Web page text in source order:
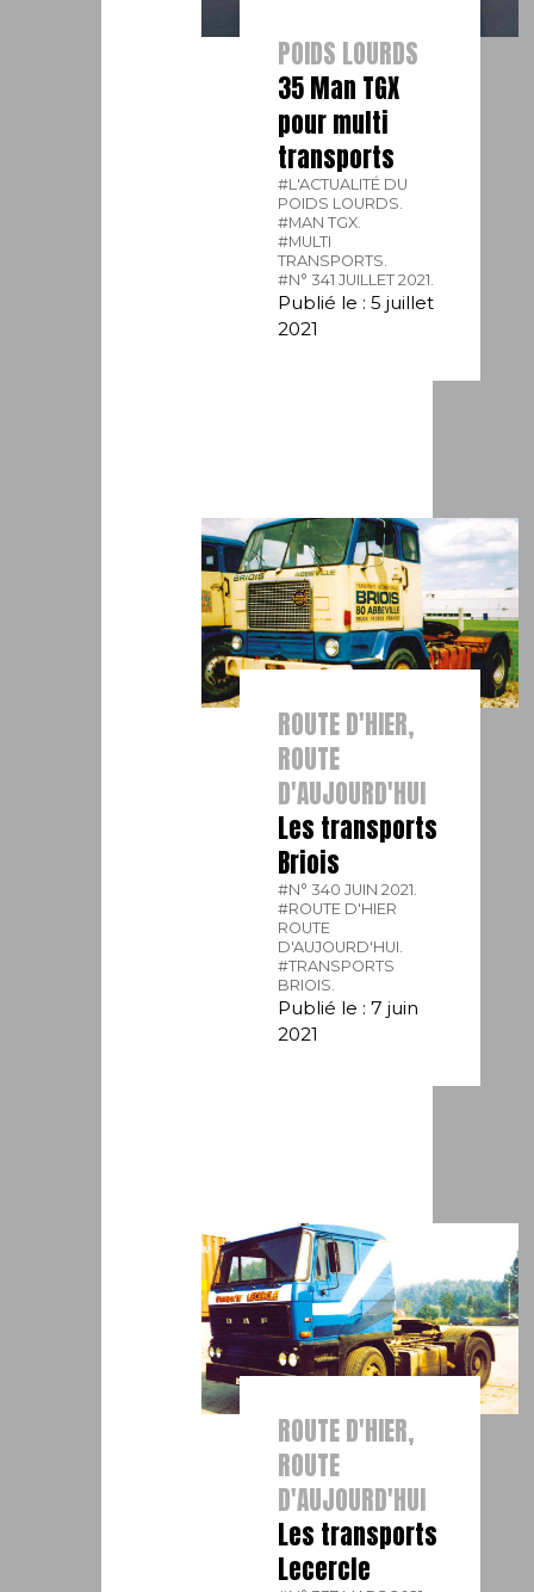
POIDS LOURDS
35 Man TGX
pour multi
transports
#L'ACTUALITÉ DU
POIDS LOURDS.
#MAN TGX.
#MULTI
TRANSPORTS.
#N° 341 JUILLET 2021.
Publié le : 5 juillet
2021
ROUTE D'HIER,
ROUTE
D'AUJOURD'HUI
Les transports
Briois
#N° 340 JUIN 2021.
#ROUTE D'HIER
ROUTE
D'AUJOURD'HUI.
#TRANSPORTS
BRIOIS.
Publié le : 7 juin
2021
ROUTE D'HIER,
ROUTE
D'AUJOURD'HUI
Les transports
Lecercle